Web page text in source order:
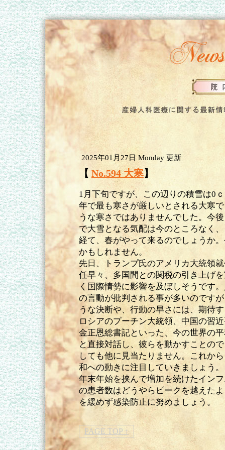
2025年01月27日 Monday 更新
【 No.594 大寒】
1月下旬ですが、この辺りの積雪は0
年で最も寒さが厳しいとされる大寒
うな寒さではありませんでした。今
で大雪となる気配は今のところなく
経て、春がやって来るのでしょうか
かもしれません。
先日、トランプ氏のアメリカ大統領
任早々、多国間との関税の引き上げ
く国際情勢に影響を及ぼしそうです
の言動が批判される事が多いのです
うな決断や、行動の早さには、期待
ロシアのプーチン大統領、中国の習
金正恩総書記といった、今の世界の
と直接対話し、彼らを動かすことの
しても他に見当たりません。これか
和への動きに注目していきましょう。
年末年始を挟んで増加を続けたイン
の患者数はどうやらピークを越えた
を緩めず感染防止に努めましょう。
PAGE TOP ↑